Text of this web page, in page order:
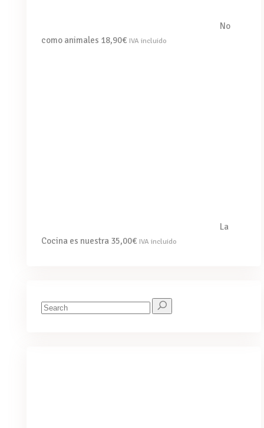
No
como animales 18,90€ IVA incluido
La
Cocina es nuestra 35,00€ IVA incluido
Search